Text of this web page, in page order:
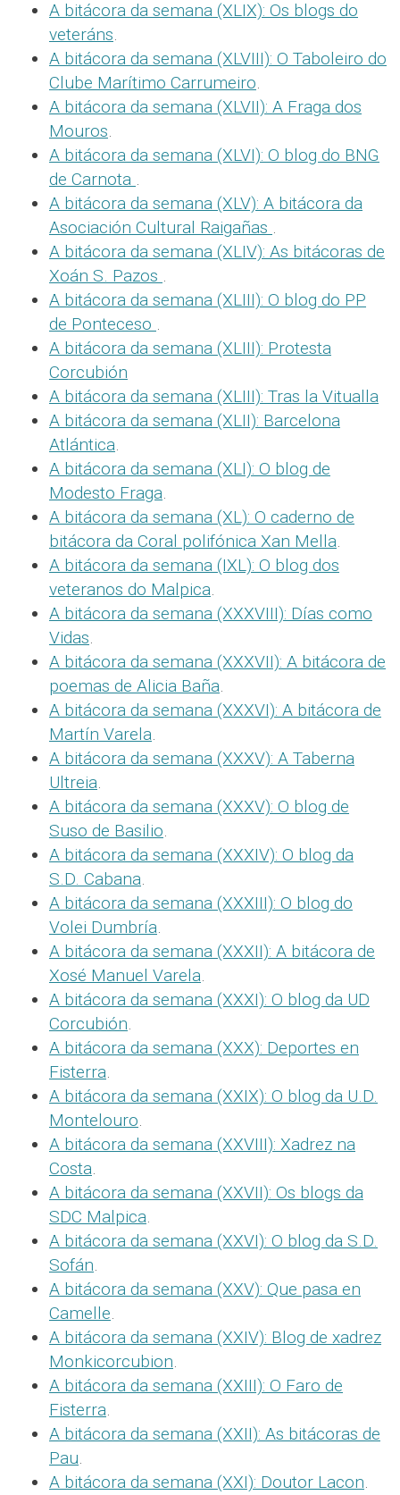
A bitácora da semana (XLIX): Os blogs do
veteráns.
A bitácora da semana (XLVIII): O Taboleiro do
Clube Marítimo Carrumeiro.
A bitácora da semana (XLVII): A Fraga dos
Mouros.
A bitácora da semana (XLVI): O blog do BNG
de Carnota .
A bitácora da semana (XLV): A bitácora da
Asociación Cultural Raigañas .
A bitácora da semana (XLIV): As bitácoras de
Xoán S. Pazos .
A bitácora da semana (XLIII): O blog do PP
de Ponteceso .
A bitácora da semana (XLIII): Protesta
Corcubión
A bitácora da semana (XLIII): Tras la Vitualla
A bitácora da semana (XLII): Barcelona
Atlántica.
A bitácora da semana (XLI): O blog de
Modesto Fraga.
A bitácora da semana (XL): O caderno de
bitácora da Coral polifónica Xan Mella.
A bitácora da semana (IXL): O blog dos
veteranos do Malpica.
A bitácora da semana (XXXVIII): Días como
Vidas.
A bitácora da semana (XXXVII): A bitácora de
poemas de Alicia Baña.
A bitácora da semana (XXXVI): A bitácora de
Martín Varela.
A bitácora da semana (XXXV): A Taberna
Ultreia.
A bitácora da semana (XXXV): O blog de
Suso de Basilio.
A bitácora da semana (XXXIV): O blog da
S.D. Cabana.
A bitácora da semana (XXXIII): O blog do
Volei Dumbría.
A bitácora da semana (XXXII): A bitácora de
Xosé Manuel Varela.
A bitácora da semana (XXXI): O blog da UD
Corcubión.
A bitácora da semana (XXX): Deportes en
Fisterra.
A bitácora da semana (XXIX): O blog da U.D.
Montelouro.
A bitácora da semana (XXVIII): Xadrez na
Costa.
A bitácora da semana (XXVII): Os blogs da
SDC Malpica.
A bitácora da semana (XXVI): O blog da S.D.
Sofán.
A bitácora da semana (XXV): Que pasa en
Camelle.
A bitácora da semana (XXIV): Blog de xadrez
Monkicorcubion.
A bitácora da semana (XXIII): O Faro de
Fisterra.
A bitácora da semana (XXII): As bitácoras de
Pau.
A bitácora da semana (XXI): Doutor Lacon.